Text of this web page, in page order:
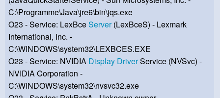
C:\Programme\Java\jre6\bin\jqs.exe
O23 - Service: LexBceServer(LexBceS) - Lexmark
International, Inc. -
C:\WINDOWS\system32\LEXBCES.EXE
O23 - Service: NVIDIA Display DriverService (NVSvc) -
NVIDIA Corporation -
C:\WINDOWS\system32\nvsvc32.exe